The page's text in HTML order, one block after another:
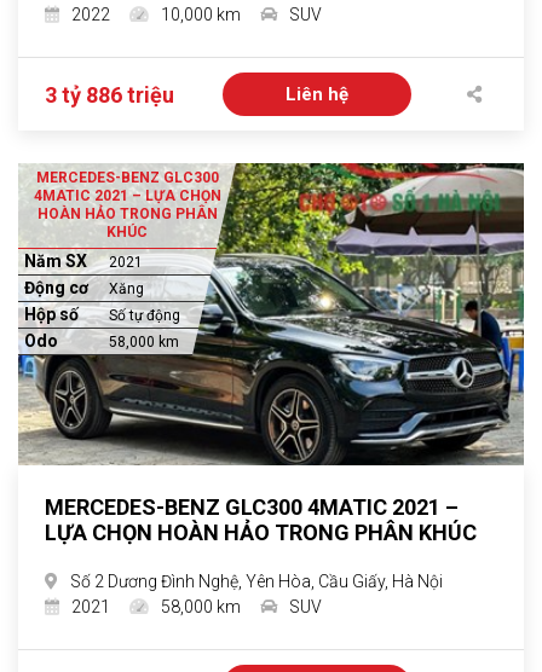
2022
10,000 km SUV
3 tỷ 886 triệu Liên hệ
MERCEDES-BENZ GLC300
4MATIC 2021 – LỰA CHỌN
HOÀN HẢO TRONG PHÂN
KHÚC
Năm SX 2021
Động cơ Xăng
Hộp số Số tự động
Odo 58,000 km
MERCEDES-BENZ GLC300 4MATIC 2021 –
LỰA CHỌN HOÀN HẢO TRONG PHÂN KHÚC
Số 2 Dương Đình Nghệ, Yên Hòa, Cầu Giấy, Hà Nội
2021
58,000 km SUV